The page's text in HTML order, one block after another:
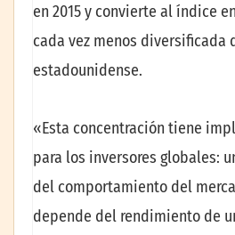
en 2015 y convierte al índice
cada vez menos diversificada
estadounidense.
«Esta concentración tiene
para los inversores globales:
del comportamiento del
depende del rendimiento de